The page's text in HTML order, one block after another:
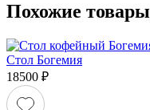
Похожие товары
Стол Богемия
18500 ₽